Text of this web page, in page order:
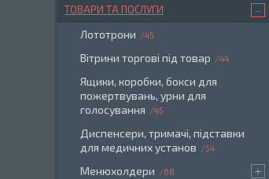
ТОВАРИ ТА ПОСЛУГИ
Лототрони 45
Вітрини торгові під товар 44
Ящики, коробки, бокси для
пожертвувань, урни для
голосування
45
Диспенсери, тримачі, підставки
для медичних установ
54
Менюхолдери 68